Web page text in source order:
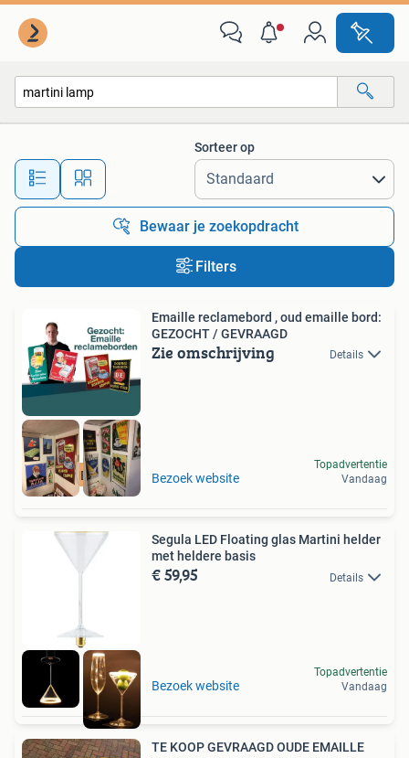
Alle afstanden…
Sorteer op
Bewaar je zoekopdracht
Filters
RECLAMEBORDEN
Emaille reclamebord , oud emaille bord:
GEZOCHT / GEVRAAGD
Zie omschrijving Details
Bezoek website
Topadvertentie
Vandaag
Segula LED Floating glas Martini helder
met heldere basis
€ 59,95 Details
Bezoek website
Topadvertentie
Vandaag
TE KOOP GEVRAAGD OUDE EMAILLE